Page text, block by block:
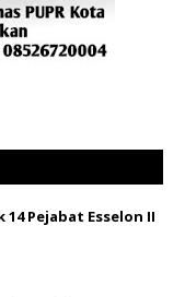
Pejabat Esselon II